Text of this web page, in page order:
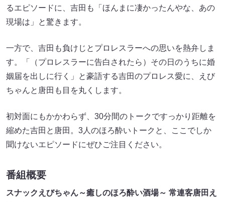
るエピソードに、吉田も「ほんまに凄かったんやな、あの
現場は」と驚きます。
一方で、吉田も負けじとプロレスラーへの思いを熱弁しま
す。「（プロレスラーに告白されたら）その日のうちに婚
姻届を出しに行く」と豪語する吉田のプロレス愛に、えび
ちゃんと唐田も目を丸くします。
初対面にもかかわらず、30分間のトークですっかり距離を
縮めた吉田と唐田。3人のほろ酔いトークと、ここでしか
聞けないエピソードにぜひご注目ください。
番組概要
スナックえびちゃん～癒しのほろ酔い酒場～ 常連客唐田え